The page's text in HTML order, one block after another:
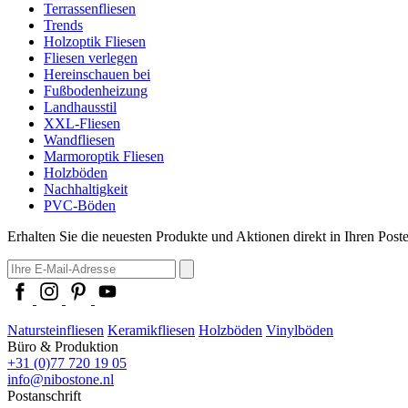
Terrassenfliesen
Trends
Holzoptik Fliesen
Fliesen verlegen
Hereinschauen bei
Fußbodenheizung
Landhausstil
XXL-Fliesen
Wandfliesen
Marmoroptik Fliesen
Holzböden
Nachhaltigkeit
PVC-Böden
Erhalten Sie die neuesten Produkte und Aktionen direkt in Ihren
Natursteinfliesen Keramikfliesen Holzböden Vinylböden
Büro & Produktion
+31 (0)77 720 19 05
info@nibostone.nl
Postanschrift